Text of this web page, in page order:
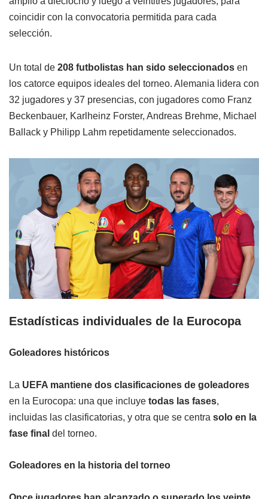
coincidir con la convocatoria permitida para cada
selección.
Un total de 208 futbolistas han sido seleccionados en
los catorce equipos ideales del torneo. Alemania lidera con
32 jugadores y 37 presencias, con jugadores como Franz
Beckenbauer, Karlheinz Forster, Andreas Brehme, Michael
Ballack y Philipp Lahm repetidamente seleccionados.
Estadísticas individuales de la Eurocopa
Goleadores históricos
La UEFA mantiene dos clasificaciones de goleadores
en la Eurocopa: una que incluye todas las fases,
incluidas las clasificatorias, y otra que se centra solo en la
fase final del torneo.
Goleadores en la historia del torneo